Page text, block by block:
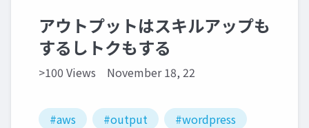
アウトプットはスキルアップも
するしトクもする
>100 Views November 18, 22
#aws #output
#wordpress